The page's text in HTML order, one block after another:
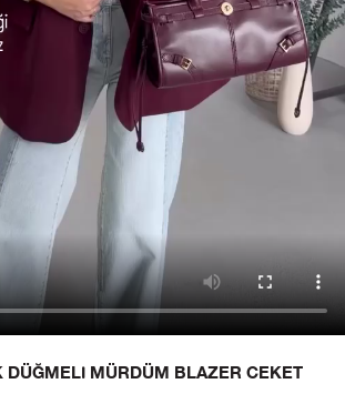
DÜĞMELI MÜRDÜM BLAZER CEKET